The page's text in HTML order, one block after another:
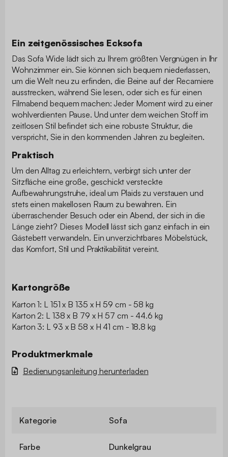
Ein zeitgenössisches Ecksofa
Das Sofa Wide lädt sich zu Ihrem größten Vergnügen in Ihr
Wohnzimmer ein. Sie können sich bequem niederlassen,
um die Welt neu zu erfinden, die Beine auf der Recamiere
ausstrecken, während Sie lesen, oder sich es für einen
Filmabend bequem machen: Jeder Moment wird zu einer
wohlverdienten Pause. Und unter dem weichen Stoff im
zeitlosen Stil befindet sich eine robuste Struktur, die
verspricht, Sie in den kommenden Jahren zu begleiten.
Praktisch
Um den Alltag zu erleichtern, verbirgt sich unter der
Sitzfläche eine große, geschickt versteckte
Aufbewahrungstruhe, ideal um Plaids zu verstauen und
stets einen makellosen Raum zu bewahren. Ein
überraschender Besuch oder ein Abend, der sich in die
Länge zieht? Dieses Modell lässt sich ganz einfach in ein
Gästebett verwandeln. Ein unverzichtbares Möbelstück,
das Komfort, Stil und Praktikabilität vereint.
Kartongröße
Karton 1: L 151 x B 135 x H 59 cm - 58 kg
Karton 2: L 138 x B 79 x H 57 cm - 44.6 kg
Karton 3: L 93 x B 58 x H 41 cm - 18.8 kg
Produktmerkmale
Bedienungsanleitung herunterladen
Kategorie Sofa
Farbe Dunkelgrau